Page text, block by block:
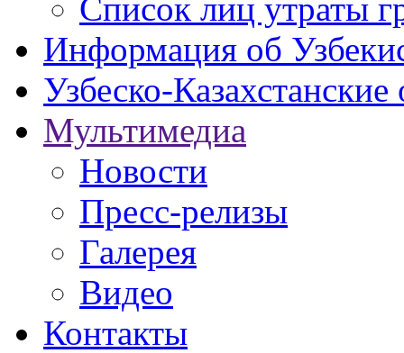
Список лиц утраты
Информация об
Узбеско-
Мультимедиа
Новости
Пресс-релизы
Галерея
Видео
Контакты